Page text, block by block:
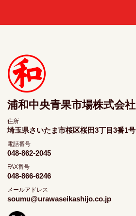
浦和中央青果市場株式会社
住所
埼玉県さいたま市桜区桜田3丁目3番1号
電話番号
048-862-2045
FAX番号
048-866-6246
メールアドレス
soumu@urawaseikashijo.co.jp